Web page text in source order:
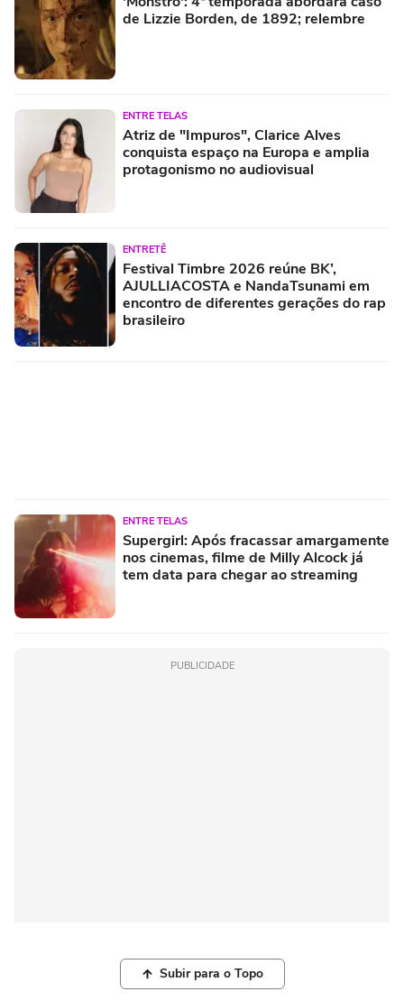
de Lizzie Borden, de 1892; relembre
ENTRE TELAS
Atriz de "Impuros", Clarice Alves
conquista espaço na Europa e amplia
protagonismo no audiovisual
ENTRETÊ
Festival Timbre 2026 reúne BK’,
AJULLIACOSTA e NandaTsunami em
encontro de diferentes gerações do rap
brasileiro
ENTRE TELAS
Supergirl: Após fracassar amargamente
nos cinemas, filme de Milly Alcock já
tem data para chegar ao streaming
PUBLICIDADE
Subir para o Topo